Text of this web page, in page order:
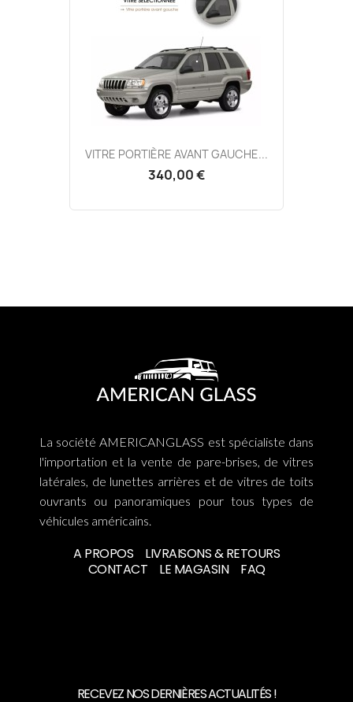
VITRE PORTIÈRE AVANT GAUCHE...
340,00 €
La société AMERICANGLASS est spécialiste dans
l'importation et la vente de pare-brises, de vitres
latérales, de lunettes arrières et de vitres de toits
ouvrants ou panoramiques pour tous types de
véhicules américains.
A PROPOS
LIVRAISONS & RETOURS
CONTACT
LE MAGASIN FAQ
RECEVEZ NOS DERNIÈRES ACTUALITÉS !